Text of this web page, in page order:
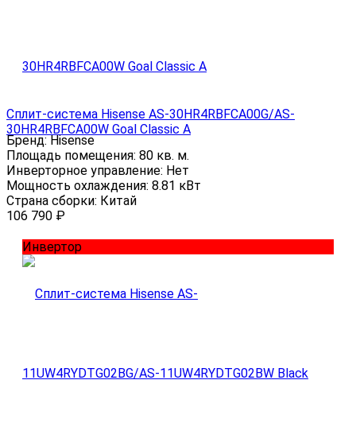
Сплит-система Hisense AS-30HR4RBFCA00G/AS-
30HR4RBFCA00W Goal Classic A
Бренд: Hisense
Площадь помещения: 80 кв. м.
Инверторное управление: Нет
Мощность охлаждения: 8.81 кВт
Страна сборки: Китай
106 790 ₽
Инвертор